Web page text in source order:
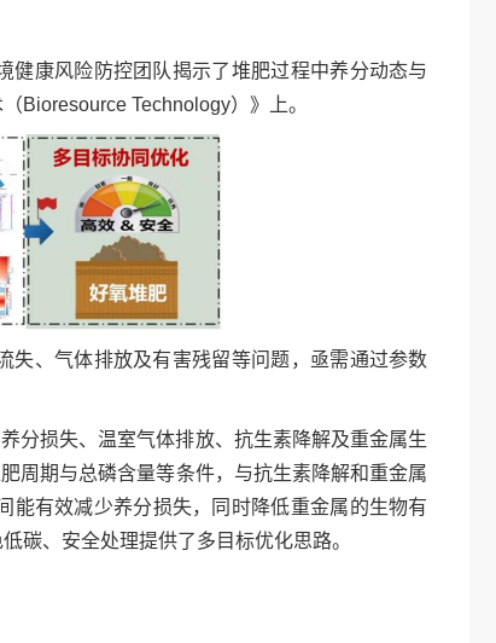
健康风险防控团队揭示了堆肥过程中养分动态与
Bioresource Technology）》上。
失、气体排放及有害残留等问题，亟需通过参数
分损失、温室气体排放、抗生素降解及重金属生
周期与总磷含量等条件，与抗生素降解和重金属
能有效减少养分损失，同时降低重金属的生物有
碳、安全处理提供了多目标优化思路。